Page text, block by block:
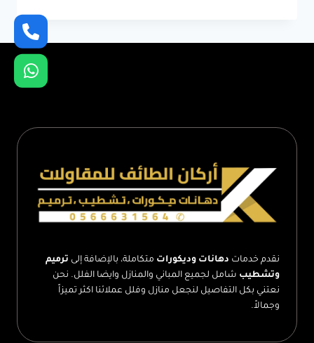
مجالس
خارجية
الطائف
نقدم خدمات دهانات وديكورات متكاملة، بالإضافة إلى ترميم
وتشطيب شامل لجميع المباني والمنازل وايضا الفلل. نحن
نعتني بكل التفاصيل لنجعل منازل وفلل عملائنا اكثر تميزاً
وجمالاً.